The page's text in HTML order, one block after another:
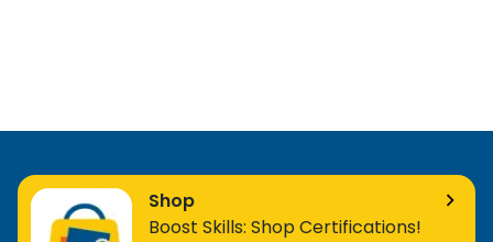
Shop
Boost Skills: Shop Certifications!